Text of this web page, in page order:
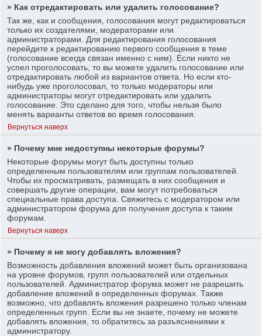
» Как отредактировать или удалить голосование?
Так же, как и сообщения, голосования могут редактироваться
только их создателями, модераторами или
администраторами. Для редактирования голосования
перейдите к редактированию первого сообщения в теме
(голосование всегда связан именно с ним). Если никто не
успел проголосовать, то вы можете удалить голосование или
отредактировать любой из вариантов ответа. Но если кто-
нибудь уже проголосовал, то только модераторы или
администраторы могут отредактировать или удалить
голосование. Это сделано для того, чтобы нельзя было
менять варианты ответов во время голосования.
Вернуться наверх
» Почему мне недоступны некоторые форумы?
Некоторые форумы могут быть доступны только
определенным пользователям или группам пользователей.
Чтобы их просматривать, размещать в них сообщения и
совершать другие операции, вам могут потребоваться
специальные права доступа. Свяжитесь с модератором или
администратором форума для получения доступа к таким
форумам.
Вернуться наверх
» Почему я не могу добавлять вложения?
Возможность добавления вложений может быть организована
на уровне форумов, групп пользователей или отдельных
пользователей. Администратор форума может не разрешить
добавление вложений в определенных форумах. Также
возможно, что добавлять вложения разрешено только членам
определенных групп. Если вы не знаете, почему не можете
добавлять вложения, то обратитесь за разъяснениями к
администратору.